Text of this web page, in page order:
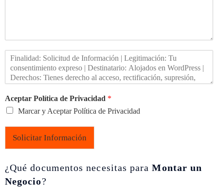
Aceptar Política de Privacidad *
Marcar y Aceptar Política de Privacidad
Solicitar Información
¿Qué documentos necesitas paraMontar un
Negocio?